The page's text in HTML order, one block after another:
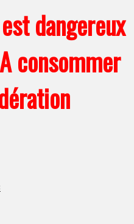
est dangereux
consommer